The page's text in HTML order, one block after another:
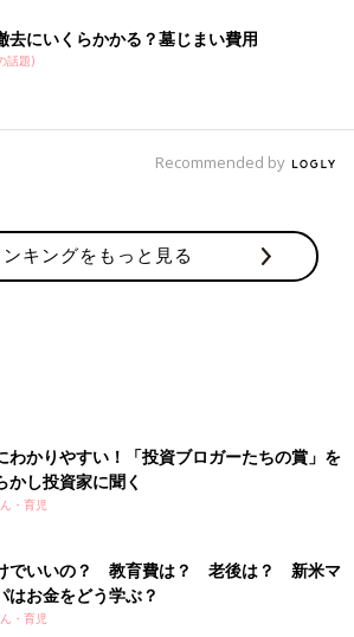
外で乗り換えを検討する必要はあまりない
安いです！
ックスファンドのコストは、史上最安レベ
ので、仮に、今より0.01％安いファンドが
の差はあまりにも微差。どんぐりの背比べ
Slimシリーズは嬉しいことに、『業
トを将来にわたって目指し続ける』と宣言
、同内容でさらにコストの安いライバルフ
去にいくらかかる？墓じまい費用
話題)
Recommended by
ンキングをもっと見る
わかりやすい！「投資ブロガーたちの賞」を
かし投資家に聞く
・育児
でいいの？ 教育費は？ 老後は？ 新米マ
はお金をどう学ぶ？
・育児